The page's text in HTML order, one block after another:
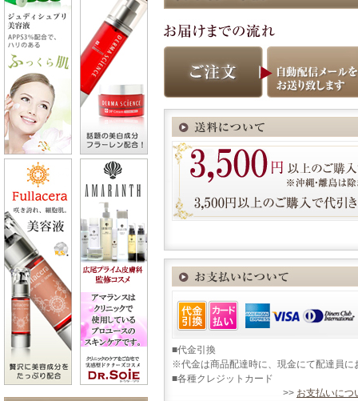
■代金引換
※代金は商品配達時に、現金にて配達員に
■各種クレジットカード
>> お支払いにつ